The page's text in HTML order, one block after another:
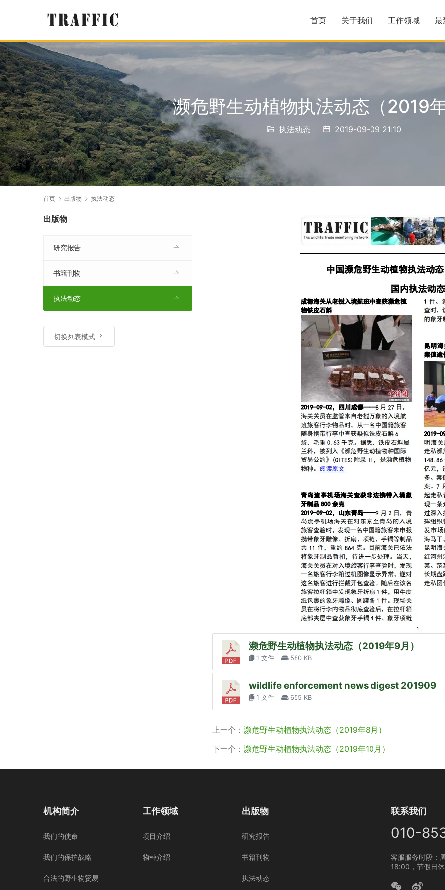
首页 关于我们 工作领域 最
濒危野生动植物执法动态（2019
执法动态 2019-09-09 21:10
首页 出版物 执法动态
濒危野生动植物执法动态（2019年9月）
1 文件 580 KB
wildlife enforcement news digest 201909
1 文件 655 KB
上一个： 濒危野生动植物执法动态（2019年8月）
下一个： 濒危野生动植物执法动态（2019年10月）
出版物
研究报告
书籍刊物
执法动态
切换列表模式
机构简介
我们的使命
我们的保护战略
合法的野生物贸易
工作领域
项目介绍
物种介绍
出版物
研究报告
书籍刊物
执法动态
联系我们
010-
客服服务时段：
18:00，节假日